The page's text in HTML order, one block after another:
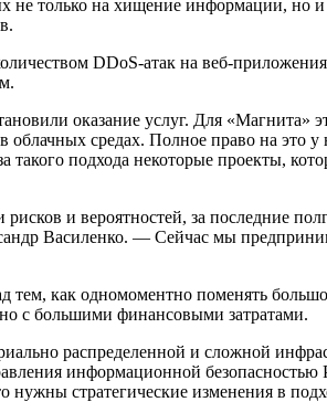
не только на хищение информации, но
DDoS-атак на веб-
оказание услуг. Для «Магнита»
средах. Полное право на это
подхода некоторые проекты,
и вероятностей, за последние
Василенко. — Сейчас мы
тем, как одномоментно поменять
с большими финансовыми затратами.
распределенной и сложной
информационной
стратегические изменения в